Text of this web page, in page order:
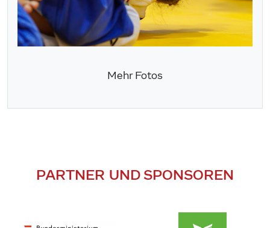
Mehr Fotos
PARTNER UND SPONSOREN